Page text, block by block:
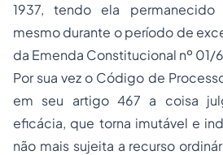
1937, tendo ela permanecido
mesmo durante o período de
da Emenda Constitucional nº 01/
Por sua vez o Código de
em seu artigo 467 a coisa
eficácia, que torna imutável e
não mais sujeita a recurso